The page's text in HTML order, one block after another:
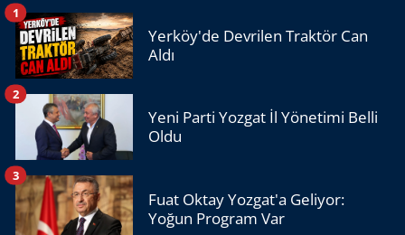
Yerköy'de Devrilen Traktör Can
Aldı
1
Yeni Parti Yozgat İl Yönetimi Belli
Oldu
2
Fuat Oktay Yozgat'a Geliyor:
Yoğun Program Var
3